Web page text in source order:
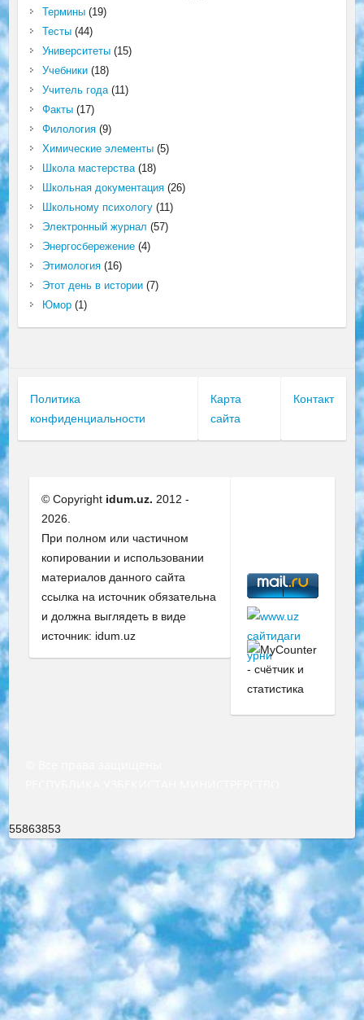
Термины(19)
Тесты(44)
Университеты(15)
Учебники(18)
Учитель года(11)
Факты(17)
Филология(9)
Химические элементы(5)
Школа мастерства(18)
Школьная документация(26)
Школьному психологу(11)
Электронный журнал (57)
Энергосбережение(4)
Этимология(16)
Этот день в истории(7)
Юмор(1)
Политика
конфиденциальности
Карта
сайта
Контакт
© Copyright idum.uz. 2012 -
2026.
При полном или частичном
копировании и использовании
материалов данного сайта
ссылка на источник обязательна
и должна выглядеть в виде
источник: idum.uz
55863853